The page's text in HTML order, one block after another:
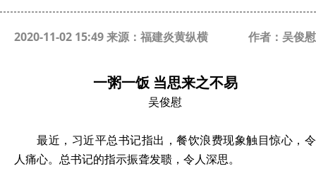
2020-11-02 15:49 来源：福建炎黄纵横 作者：吴俊慰
一粥一饭 当思来之不易
吴俊慰
最近，习近平总书记指出，餐饮浪费现象触目惊心，令
人痛心。总书记的指示振聋发聩，令人深思。